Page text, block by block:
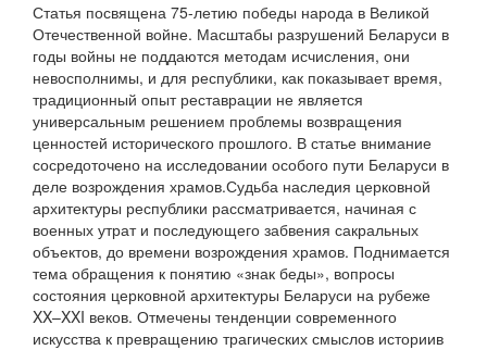
Статья посвящена 75-летию победы народа в Великой
Отечественной войне. Масштабы разрушений Беларуси в
годы войны не поддаются методам исчисления, они
невосполнимы, и для республики, как показывает время,
традиционный опыт реставрации не является
универсальным решением проблемы возвращения
ценностей исторического прошлого. В статье внимание
сосредоточено на исследовании особого пути Беларуси в
деле возрождения храмов.Судьба наследия церковной
архитектуры республики рассматривается, начиная с
военных утрат и последующего забвения сакральных
объектов, до времени возрождения храмов. Поднимается
тема обращения к понятию «знак беды», вопросы
состояния церковной архитектуры Беларуси на рубеже
XX–XXI веков. Отмечены тенденции современного
искусства к превращению трагических смыслов историив